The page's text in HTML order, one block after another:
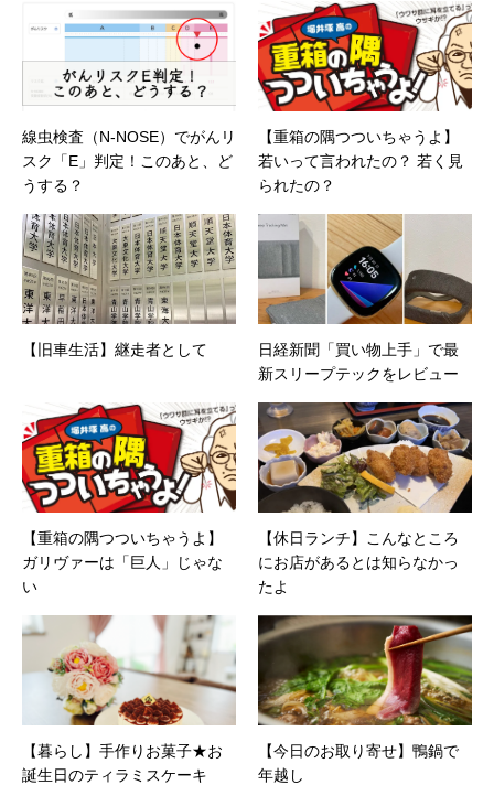
線虫検査（N-NOSE）でがんリ
スク「E」判定！このあと、ど
うする？
【重箱の隅つついちゃうよ】
若いって言われたの？ 若く見
られたの？
【旧車生活】継走者として
日経新聞「買い物上手」で最
新スリープテックをレビュー
【重箱の隅つついちゃうよ】
ガリヴァーは「巨人」じゃな
い
【休日ランチ】こんなところ
にお店があるとは知らなかっ
たよ
【暮らし】手作りお菓子★お
誕生日のティラミスケーキ
【今日のお取り寄せ】鴨鍋で
年越し